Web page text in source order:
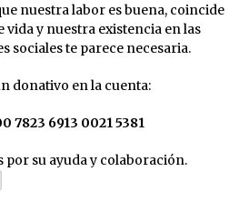
nuestra labor es buena, coincide
y nuestra existencia en las
sociales te parece necesaria.
donativo en la cuenta:
7823 6913 0021 5381
por su ayuda y colaboración.